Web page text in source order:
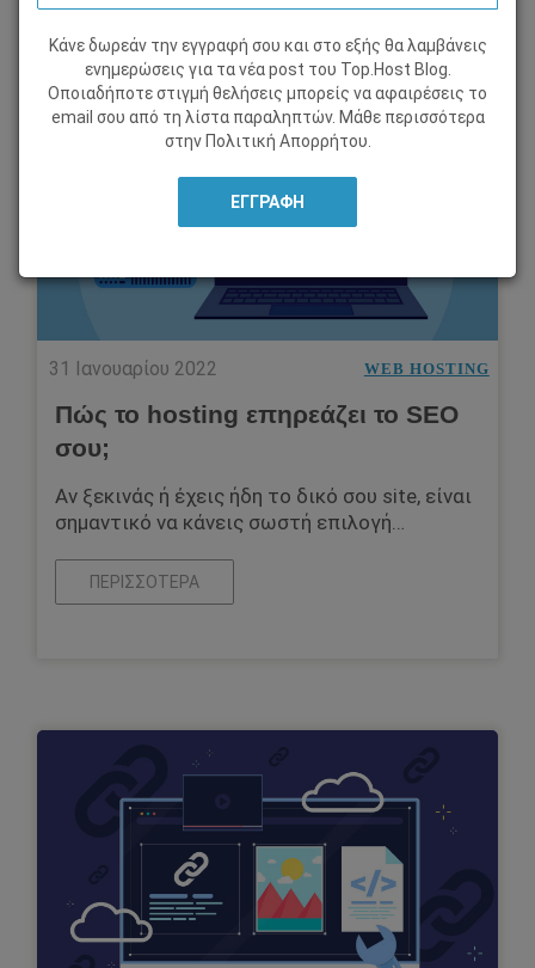
31 Ιανουαρίου 2022 WEB HOSTING
Πώς το hosting επηρεάζει το SEO
σου;
Αν ξεκινάς ή έχεις ήδη το δικό σου site, είναι
σημαντικό να κάνεις σωστή επιλογή…
ΠΕΡΙΣΣΌΤΕΡΑ
Κάνε δωρεάν την εγγραφή σου και στο εξής θα λαμβάνεις
ενημερώσεις για τα νέα post του Τοp.Host Blog.
Οποιαδήποτε στιγμή θελήσεις μπορείς να αφαιρέσεις το
email σου από τη λίστα παραληπτών. Μάθε περισσότερα
στην Πολιτική Απορρήτου.